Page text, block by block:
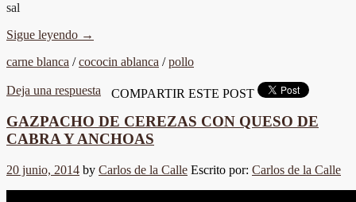
sal
Sigue leyendo →
carne blanca /cococin ablanca /pollo
Deja una respuesta COMPARTIR ESTE POST
GAZPACHO DE CEREZAS CON QUESO DE
CABRA Y ANCHOAS
20 junio, 2014 by Carlos de la Calle Escrito por: Carlos de la Calle